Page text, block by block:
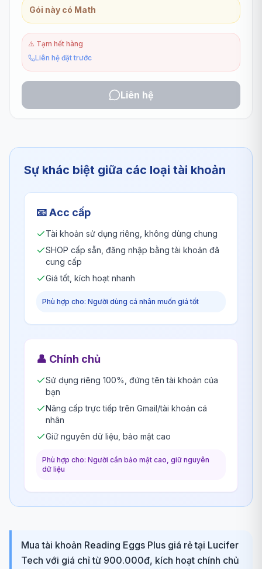
Gói này có Math
⚠️ Tạm hết hàng
Liên hệ đặt trước
Liên hệ
Sự khác biệt giữa các loại tài khoản
📧Acc cấp
Tài khoản sử dụng riêng, không dùng chung
SHOP cấp sẵn, đăng nhập bằng tài khoản đã
cung cấp
Giá tốt, kích hoạt nhanh
Phù hợp cho: Người dùng cá nhân muốn giá tốt
👤 Chính chủ
Sử dụng riêng 100%, đứng tên tài khoản của
bạn
Nâng cấp trực tiếp trên Gmail/tài khoản cá
nhân
Giữ nguyên dữ liệu, bảo mật cao
Phù hợp cho: Người cần bảo mật cao, giữ nguyên
dữ liệu
Mua tài khoản Reading Eggs Plus giá rẻ tại Lucifer
Tech với giá chỉ từ 900.000đ, kích hoạt chính chủ